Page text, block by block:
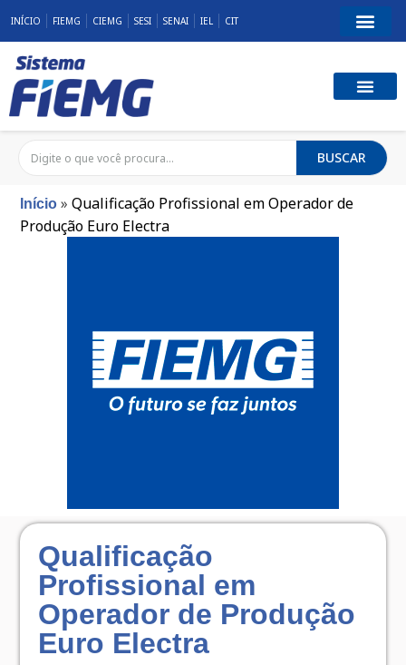
INÍCIO FIEMG CIEMG SESI SENAI IEL CIT
BUSCAR
Início »Qualificação Profissional em Operador de
Produção Euro Electra
Qualificação
Profissional em
Operador de Produção
Euro Electra